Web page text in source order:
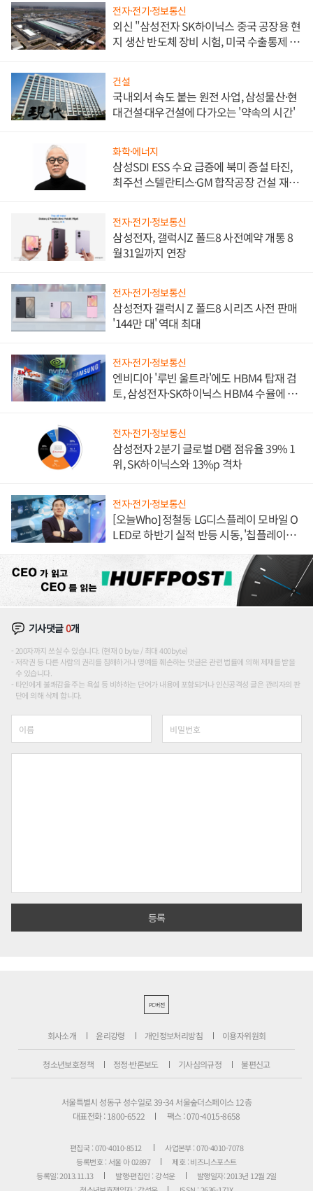
전자·전기·정보통신
외신 "삼성전자 SK하이닉스 중국 공장용 현
지 생산 반도체 장비 시험, 미국 수출통제 대
건설
국내외서 속도 붙는 원전 사업, 삼성물산·현
대건설·대우건설에 다가오는 '약속의 시간'
화학·에너지
삼성SDI ESS 수요 급증에 북미 증설 타진,
최주선 스텔란티스·GM 합작공장 건설 재추
전자·전기·정보통신
삼성전자, 갤럭시Z 폴드8 사전예약 개통 8
월31일까지 연장
전자·전기·정보통신
삼성전자 갤럭시 Z 폴드8 시리즈 사전 판매
'144만 대' 역대 최대
전자·전기·정보통신
엔비디아 '루빈 울트라'에도 HBM4 탑재 검
토, 삼성전자·SK하이닉스 HBM4 수율에 주
전자·전기·정보통신
삼성전자 2분기 글로벌 D램 점유율 39% 1
위, SK하이닉스와 13%p 격차
전자·전기·정보통신
[오늘Who] 정철동 LG디스플레이 모바일 O
LED로 하반기 실적 반등 시동, '칩플레이
기사댓글0개
200자까지 쓰실 수 있습니다. (현재 0 byte / 최대 400byte)
저작권 등 다른 사람의 권리를 침해하거나 명예를 훼손하는 댓글은 관련 법률에 의해 제재를 받을
수 있습니다.
타인에게 불쾌감을 주는 욕설 등 비하하는 단어가 내용에 포함되거나 인신공격성 글은 관리자의 판
단에 의해 삭제 합니다.
PC버전
회사소개 윤리강령 개인정보처리방침 이용자위원회
청소년보호정책 정정·반론보도 기사심의규정 불편신고
서울특별시 성동구 성수일로 39-34 서울숲더스페이스 12층
대표전화 : 1800-6522
팩스 : 070-4015-8658
편집국 : 070-4010-8512
사업본부 : 070-4010-7078
등록번호 : 서울 아 02897
제호 : 비즈니스포스트
등록일: 2013.11.13
발행·편집인 : 강석운
발행일자: 2013년 12월 2일